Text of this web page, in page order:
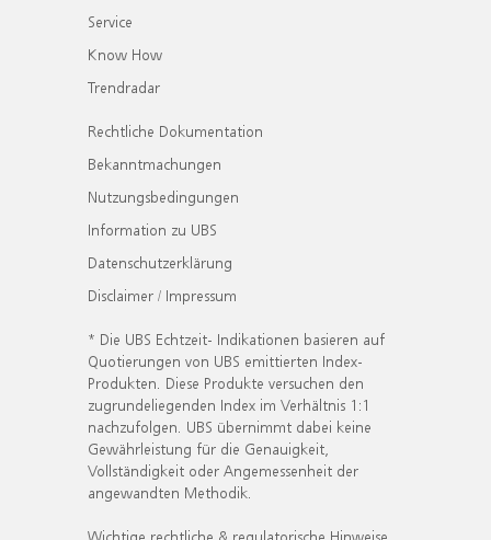
Service
Know How
Trendradar
Rechtliche Dokumentation
Bekanntmachungen
Nutzungsbedingungen
Information zu UBS
Datenschutzerklärung
Disclaimer / Impressum
* Die UBS Echtzeit- Indikationen basieren auf
Quotierungen von UBS emittierten Index-
Produkten. Diese Produkte versuchen den
zugrundeliegenden Index im Verhältnis 1:1
nachzufolgen. UBS übernimmt dabei keine
Gewährleistung für die Genauigkeit,
Vollständigkeit oder Angemessenheit der
angewandten Methodik.